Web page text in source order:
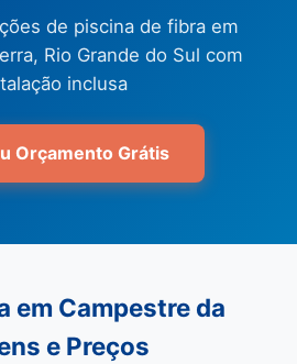
de piscina de fibra em
Rio Grande do Sul com
inclusa
Orçamento Grátis
em Campestre da
e Preços